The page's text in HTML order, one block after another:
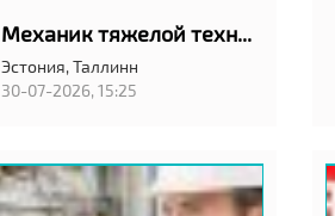
Механик тяжелой техники
Эстония,Таллинн
30-07-2026, 15:25